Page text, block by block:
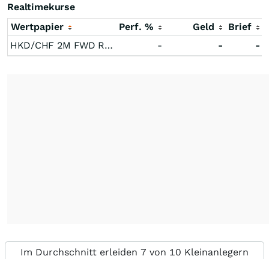
Realtimekurse
Wertpapier
Perf. % Geld
Brief
HKD/CHF 2M FWD Rate Forward FX 2 months
- - -
Im Durchschnitt erleiden 7 von 10 Kleinanlegern